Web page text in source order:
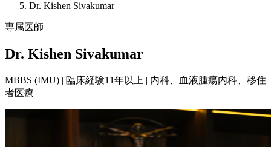
Dr. Kishen Sivakumar
専属医師
Dr. Kishen Sivakumar
MBBS (IMU) | 臨床経験11年以上 | 内科、血液腫瘍内科、移住
者医療